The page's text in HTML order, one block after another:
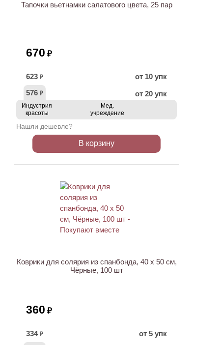
Тапочки вьетнамки салатового цвета, 25 пар
670 ₽
623 ₽
от 10 упк
576 ₽ от 20 упк
Индустрия
красоты
Мед.
учреждение
Нашли дешевле?
В корзину
Коврики для солярия из спанбонда, 40 х 50 см,
Чёрные, 100 шт
360 ₽
334 ₽
от 5 упк